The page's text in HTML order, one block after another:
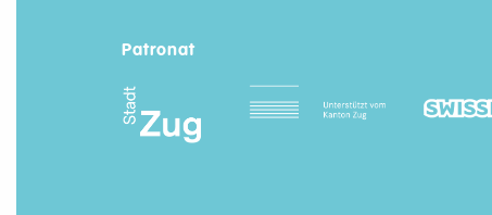
Patronat